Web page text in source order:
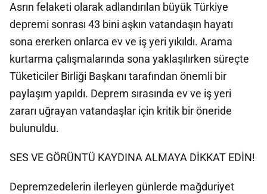
Asrın felaketi olarak adlandırılan büyük Türkiye
depremi sonrası 43 bini aşkın vatandaşın hayatı
sona ererken onlarca ev ve iş yeri yıkıldı. Arama
kurtarma çalışmalarında sona yaklaşılırken süreçte
Tüketiciler Birliği Başkanı tarafından önemli bir
paylaşım yapıldı. Deprem sırasında ev ve iş yeri
zararı uğrayan vatandaşlar için kritik bir öneride
bulunuldu.
SES VE GÖRÜNTÜ KAYDINA ALMAYA DİKKAT EDİN!
Depremzedelerin ilerleyen günlerde mağduriyet